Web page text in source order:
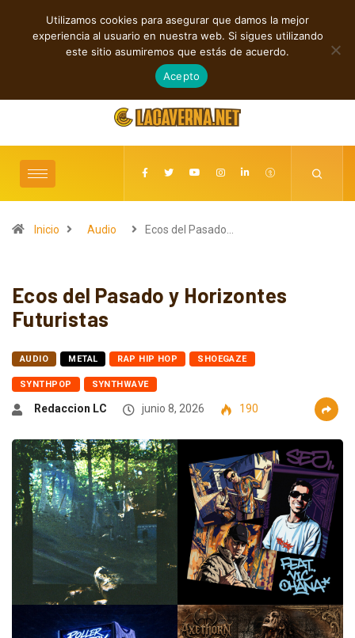
TENDENCIAS
Rock, folk e indie: cuatro estrenos independientes por descubrir
agosto 7, 2026
Inicio Audio Ecos del Pasado…
Ecos del Pasado y Horizontes
Futuristas
AUDIO METAL RAP HIP HOP SHOEGAZE
SYNTHPOP SYNTHWAVE
Redaccion LC junio 8, 2026 190
Utilizamos cookies para asegurar que damos la mejor
experiencia al usuario en nuestra web. Si sigues utilizando
este sitio asumiremos que estás de acuerdo.
Acepto